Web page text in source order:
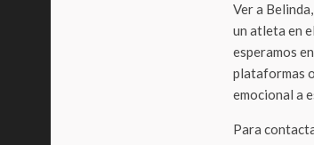
Ver a
un atleta en
esperamos
plataformas
emocional a
Para